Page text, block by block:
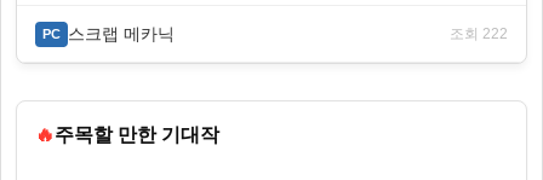
PC 스크랩 메카닉 조회 222
🔥주목할 만한 기대작